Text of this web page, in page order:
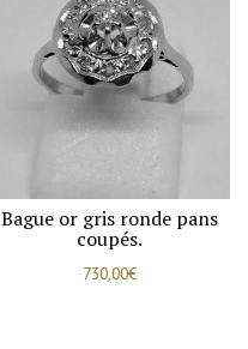
Bague or gris ronde pans
coupés.
730,00€